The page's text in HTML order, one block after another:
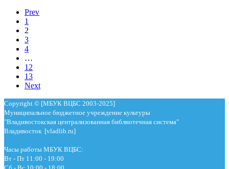
Prev
1
2
3
4
…
12
13
Next
Copyright © [МБУК ВЦБС 2003-2025]
Муниципальное бюджетное учреждение культуры
"Владивостокская централизованная библиотечная система"
Владивосток [vladlib.ru]
Часы работы МБУК ВЦБС:
Вт - Пт 11:00 - 19:00